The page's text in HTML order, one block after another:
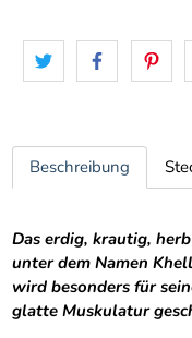
Beschreibung
Das erdig, krautig,
unter dem Namen
wird besonders für
glatte Muskulatur